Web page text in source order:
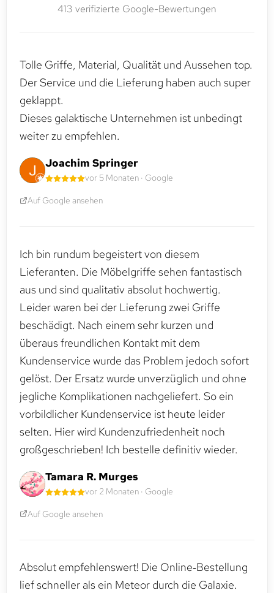
413 verifizierte Google-Bewertungen
Tolle Griffe, Material, Qualität und Aussehen top.
Der Service und die Lieferung haben auch super
geklappt.
Dieses galaktische Unternehmen ist unbedingt
weiter zu empfehlen.
Joachim Springer
vor 5 Monaten · Google
Auf Google ansehen
Ich bin rundum begeistert von diesem
Lieferanten. Die Möbelgriffe sehen fantastisch
aus und sind qualitativ absolut hochwertig.
Leider waren bei der Lieferung zwei Griffe
beschädigt. Nach einem sehr kurzen und
überaus freundlichen Kontakt mit dem
Kundenservice wurde das Problem jedoch sofort
gelöst. Der Ersatz wurde unverzüglich und ohne
jegliche Komplikationen nachgeliefert. So ein
vorbildlicher Kundenservice ist heute leider
selten. Hier wird Kundenzufriedenheit noch
großgeschrieben! Ich bestelle definitiv wieder.
Tamara R. Murges
vor 2 Monaten · Google
Auf Google ansehen
Absolut empfehlenswert! Die Online‑Bestellung
lief schneller als ein Meteor durch die Galaxie.